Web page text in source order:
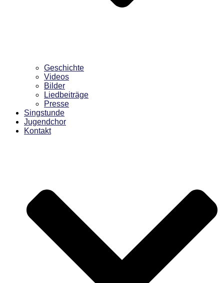
Geschichte
Videos
Bilder
Liedbeiträge
Presse
Singstunde
Jugendchor
Kontakt